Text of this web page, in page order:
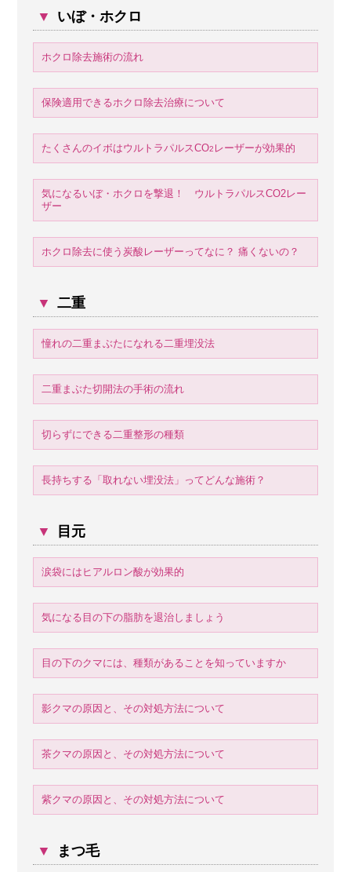
▼ いぼ・ホクロ
ホクロ除去施術の流れ
保険適用できるホクロ除去治療について
たくさんのイボはウルトラパルスCO2 レーザーが効果的
気になるいぼ・ホクロを撃退！ ウルトラパルスCO2レー
ザー
ホクロ除去に使う炭酸レーザーってなに？ 痛くないの？
▼ 二重
憧れの二重まぶたになれる二重埋没法
二重まぶた切開法の手術の流れ
切らずにできる二重整形の種類
長持ちする「取れない埋没法」ってどんな施術？
▼ 目元
涙袋にはヒアルロン酸が効果的
気になる目の下の脂肪を退治しましょう
目の下のクマには、種類があることを知っていますか
影クマの原因と、その対処方法について
茶クマの原因と、その対処方法について
紫クマの原因と、その対処方法について
▼ まつ毛